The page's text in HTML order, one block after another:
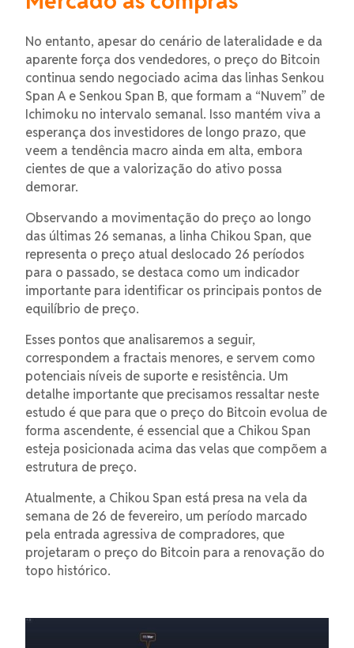
No entanto, apesar do cenário de lateralidade e da
aparente força dos vendedores, o preço do Bitcoin
continua sendo negociado acima das linhas Senkou
Span A e Senkou Span B, que formam a “Nuvem” de
Ichimoku no intervalo semanal. Isso mantém viva a
esperança dos investidores de longo prazo, que
veem a tendência macro ainda em alta, embora
cientes de que a valorização do ativo possa
demorar.
Observando a movimentação do preço ao longo
das últimas 26 semanas, a linha Chikou Span, que
representa o preço atual deslocado 26 períodos
para o passado, se destaca como um indicador
importante para identificar os principais pontos de
equilíbrio de preço.
Esses pontos que analisaremos a seguir,
correspondem a fractais menores, e servem como
potenciais níveis de suporte e resistência. Um
detalhe importante que precisamos ressaltar neste
estudo é que para que o preço do Bitcoin evolua de
forma ascendente, é essencial que a Chikou Span
esteja posicionada acima das velas que compõem a
estrutura de preço.
Atualmente, a Chikou Span está presa na vela da
semana de 26 de fevereiro, um período marcado
pela entrada agressiva de compradores, que
projetaram o preço do Bitcoin para a renovação do
topo histórico.